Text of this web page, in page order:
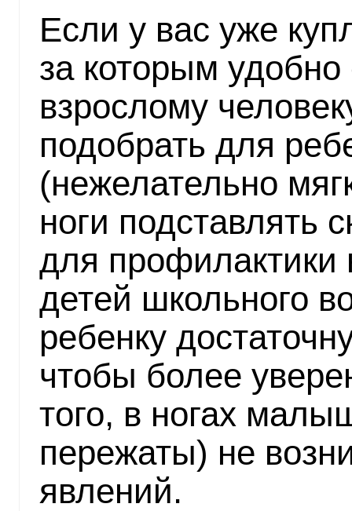
Если у вас уже
за которым
взрослому
подобрать для
(нежелательно
ноги подставлять
для профилактики
детей школьного
ребенку
чтобы более
того, в ногах
пережаты) не
явлений.